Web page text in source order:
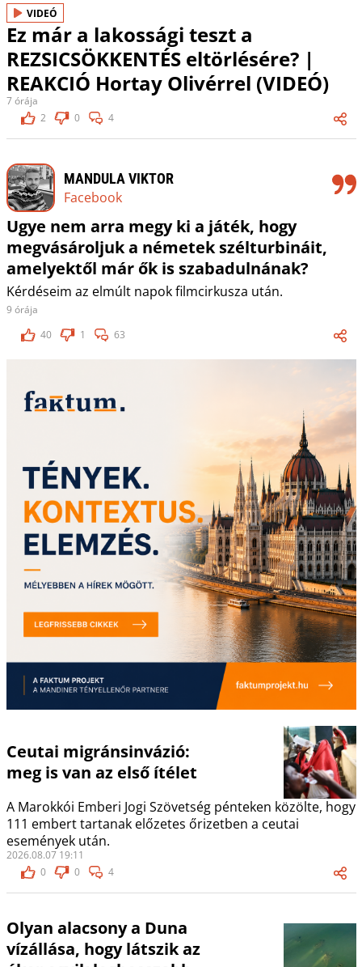
VIDEÓ
Ez már a lakossági teszt a
REZSICSÖKKENTÉS eltörlésére? |
REAKCIÓ Hortay Olivérrel (VIDEÓ)
7 órája
2
0 4
MANDULA VIKTOR
Facebook
Ugye nem arra megy ki a játék, hogy
megvásároljuk a németek szélturbináit,
amelyektől már ők is szabadulnának?
Kérdéseim az elmúlt napok filmcirkusza után.
9 órája
40
1 63
Ceutai migránsinvázió:
meg is van az első ítélet
A Marokkói Emberi Jogi Szövetség pénteken közölte, hogy
111 embert tartanak előzetes őrizetben a ceutai
események után.
2026.08.07 19:11
0
0 4
Olyan alacsony a Duna
vízállása, hogy látszik az